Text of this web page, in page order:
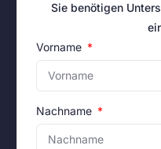
Sie benötigen
Vorname
Nachname